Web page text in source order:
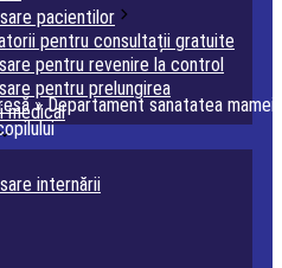
pacientilor
pentru consultații gratuite
pentru revenire la control
pentru prelungirea
medical
internării
»Departament sanatatea mamei